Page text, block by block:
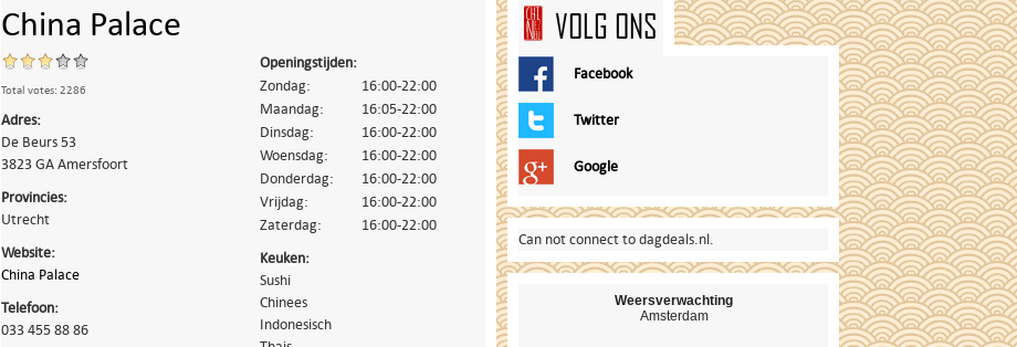
China Palace
Total votes: 2286
Adres:
De Beurs 53
3823 GAAmersfoort
Provincies:
Utrecht
Website:
China Palace
Telefoon:
033 455 88 86
Openingstijden:
Zondag:
16:00-22:00
Maandag:
16:05-22:00
Dinsdag:
16:00-22:00
Woensdag:
16:00-22:00
Donderdag:
16:00-22:00
Vrijdag:
16:00-22:00
Zaterdag:
16:00-22:00
Keuken:
Sushi
Chinees
Indonesisch
VOLG ONS
Facebook
Twitter
Google
Can not connect to dagdeals.nl.
Weersverwachting
Amsterdam